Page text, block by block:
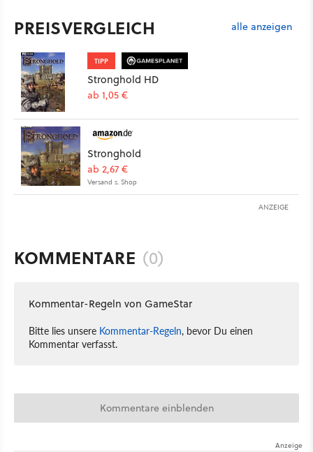
PREISVERGLEICH alle anzeigen
TIPP
Stronghold HD
ab 1,05 €
Stronghold
ab 2,67 €
Versand s. Shop
ANZEIGE
KOMMENTARE (0)
Kommentar-Regeln von GameStar
Bitte lies unsere Kommentar-Regeln, bevor Du einen
Kommentar verfasst.
Kommentare einblenden